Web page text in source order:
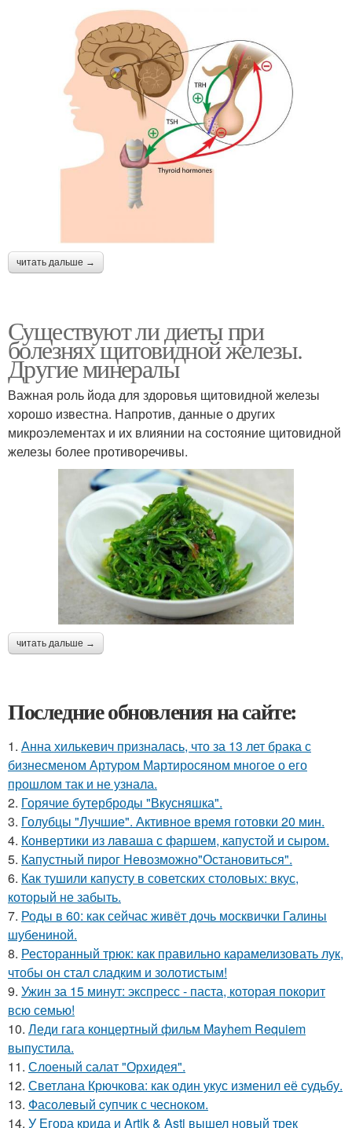
читать дальше →
Существуют ли диеты при
болезнях щитовидной железы.
Другие минералы
Важная роль йода для здоровья щитовидной железы
хорошо известна. Напротив, данные о других
микроэлементах и их влиянии на состояние щитовидной
железы более противоречивы.
читать дальше →
Последние обновления на сайте:
1. Анна хилькевич призналась, что за 13 лет брака с
бизнесменом Артуром Мартиросяном многое о его
прошлом так и не узнала.
2. Горячие бутерброды "Вкусняшка".
3. Голубцы "Лучшие". Активное время готовки 20 мин.
4. Конвертики из лаваша с фаршем, капустой и сыром.
5. Капустный пирог Невозможно"Остановиться".
6. Как тушили капусту в советских столовых: вкус,
который не забыть.
7. Роды в 60: как сейчас живёт дочь москвички Галины
шубениной.
8. Ресторанный трюк: как правильно карамелизовать лук,
чтобы он стал сладким и золотистым!
9. Ужин за 15 минут: экспресс - паста, которая покорит
всю семью!
10. Леди гага концертный фильм Mayhem Requiem
выпустила.
11. Слоеный салат "Орхидея".
12. Светлана Крючкова: как один укус изменил её судьбу.
13. Фасолeвый cупчик с чеснoкoм.
14. У Егора крида и Artik & Asti вышел новый трек